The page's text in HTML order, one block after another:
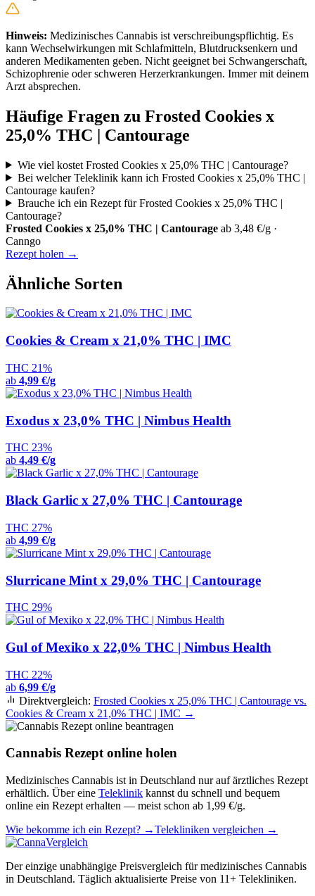
Hinweis: Medizinisches Cannabis ist verschreibungspflichtig. Es
kann Wechselwirkungen mit Schlafmitteln, Blutdrucksenkern und
anderen Medikamenten geben. Nicht geeignet bei Schwangerschaft,
Schizophrenie oder schweren Herzerkrankungen. Immer mit deinem
Arzt absprechen.
Häufige Fragen zu Frosted Cookies x
25,0% THC | Cantourage
Wie viel kostet Frosted Cookies x 25,0% THC | Cantourage?
Bei welcher Teleklinik kann ich Frosted Cookies x 25,0% THC |
Cantourage kaufen?
Brauche ich ein Rezept für Frosted Cookies x 25,0% THC |
Cantourage?
Frosted Cookies x 25,0% THC | Cantourage ab 3,48 €/g ·
Canngo
Rezept holen →
Ähnliche Sorten
Cookies & Cream x 21,0% THC | IMC
THC 21%
ab 4,99 €/g
Exodus x 23,0% THC | Nimbus Health
THC 23%
ab 4,49 €/g
Black Garlic x 27,0% THC | Cantourage
THC 27%
ab 4,99 €/g
Slurricane Mint x 29,0% THC | Cantourage
THC 29%
Gul of Mexiko x 22,0% THC | Nimbus Health
THC 22%
ab 6,99 €/g
Direktvergleich: Frosted Cookies x 25,0% THC | Cantourage vs.
Cookies & Cream x 21,0% THC | IMC →
Cannabis Rezept online holen
Medizinisches Cannabis ist in Deutschland nur auf ärztliches Rezept
erhältlich. Über eine Teleklinik kannst du schnell und bequem
online ein Rezept erhalten — meist schon ab 1,99 €/g.
Wie bekomme ich ein Rezept? →Telekliniken vergleichen →
Der einzige unabhängige Preisvergleich für medizinisches Cannabis
in Deutschland. Täglich aktualisierte Preise von 11+ Telekliniken.